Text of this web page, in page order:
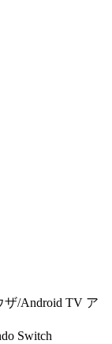
/Android TV ア
Switch